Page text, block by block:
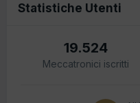
Statistiche Utenti
19.524
Meccatronici iscritti